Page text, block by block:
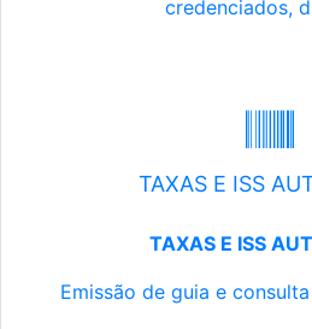
credenciados,
TAXAS E ISS
TAXAS E ISS
Emissão de guia e